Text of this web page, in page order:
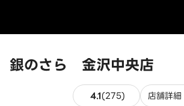
銀のさら 金沢中央店
4.1(275) 275件のレビュー
店舗詳細